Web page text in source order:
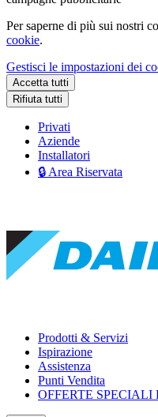
Per saperne di più sui nostri
cookie.
Gestisci le impostazioni dei
Accetta tutti
Rifiuta tutti
Privati
Aziende
Installatori
🔒 Area Riservata
Prodotti & Servizi
Ispirazione
Assistenza
Punti Vendita
OFFERTE SPECIALI